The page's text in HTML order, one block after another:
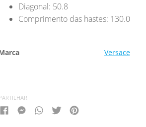
Diagonal: 50.8
Comprimento das hastes: 130.0
Versace